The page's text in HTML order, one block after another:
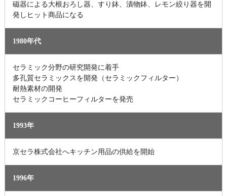
​​​​​​​磁器による大根おろし器、すり鉢、漬物鉢、レモン絞り器を開
発しヒット商品になる
1980年代
セラミック分野の研究開発に着手
多孔質セラミックスを開発（セラミックフィルター）
耐熱素材の開発
セラミックコーヒーフィルターを発売
1993年
京セラ株式会社へキッチン用品の供給を開始
1996年